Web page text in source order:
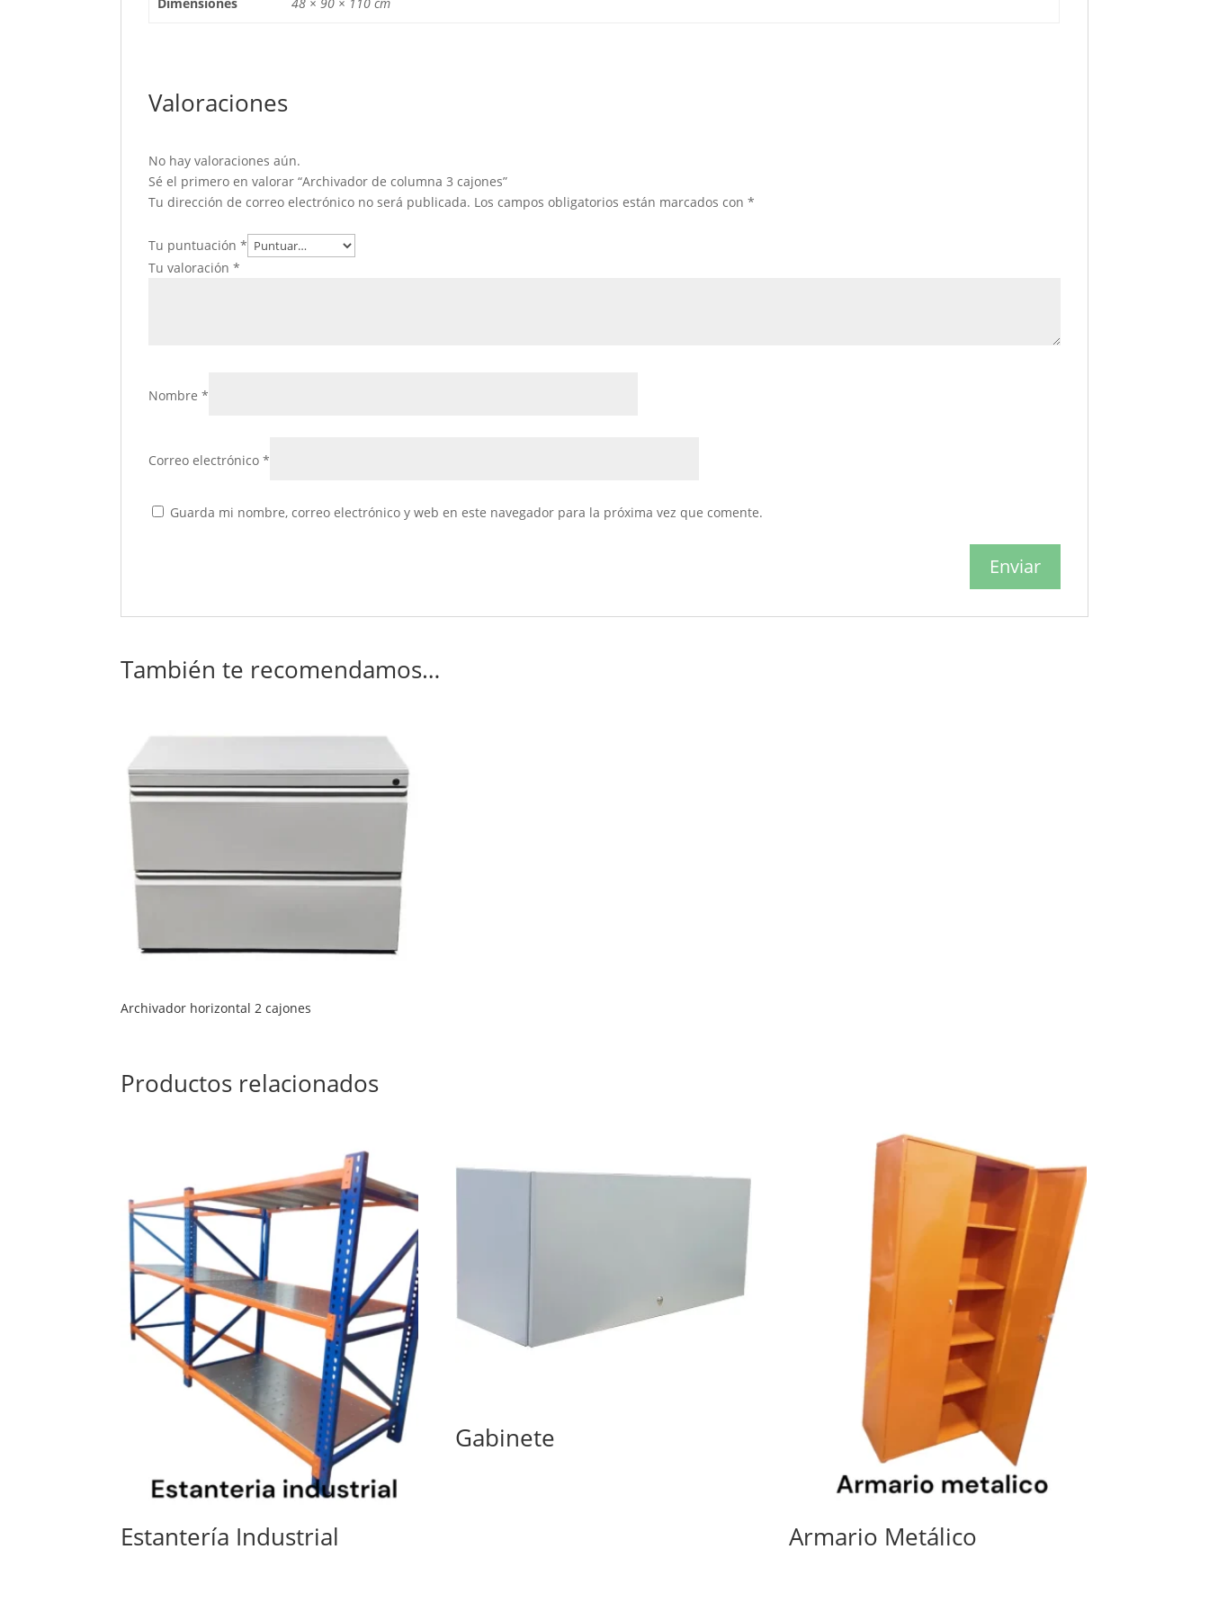
Valoraciones
No hay valoraciones aún.
Sé el primero en valorar “Archivador de columna 3 cajones”
Tu dirección de correo electrónico no será publicada. Los campos obligatorios están marcados con*
Tu puntuación*
Tu valoración*
Nombre*
Correo electrónico*
Guarda mi nombre, correo electrónico y web en este navegador para la próxima vez que comente.
También te recomendamos…
Archivador horizontal 2 cajones
Productos relacionados
Estantería Industrial
Gabinete
Armario Metálico